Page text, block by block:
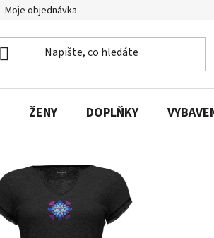
Moje objednávka
ŽENY DOPLŇKY